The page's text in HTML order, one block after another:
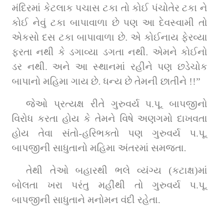
મંદિરમાં કેટલાક પચાસ ટકા તો કોઈ પંચોતેર ટકા ને
કોઈ નેવું ટકા બાપાવાળા છે પણ આ દેવસ્વામી તો
એકસો દસ ટકા બાપાવાળા છે. એ કોઈનાય ફેરવ્યા
ફરતા નથી કે ડગાવ્યા ડગતા નથી. એમને કોઈનો
ડર નથી. અને આ સ્થાનમાં રહીને પણ છડેચોક
બાપાનો મહિમા ગાય છે. ધન્ય છે તેમની છાતીને !!”
જેઓ પ્રત્યક્ષ રીતે ગુરુવર્ય પ.પૂ. બાપજીનો
વિરોધ કરતા હોય કે તેમને વિષે અણગમો દાખવતા
હોય તેવા સંતો-હરિભક્તો પણ ગુરુવર્ય પ.પૂ.
બાપજીની સાધુતાનો મહિમા અંતરમાં સમજતા.
તેથી તેઓ બહારથી ભલે વ્યંગ્ય (કટાક્ષ)માં
બોલતા ખરા પરંતુ મહીંથી તો ગુરુવર્ય પ.પૂ.
બાપજીની સાધુતાને મનોમન વંદી રહેતા.